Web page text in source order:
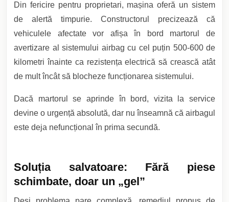
Din fericire pentru proprietari, mașina oferă un sistem
de alertă timpurie. Constructorul precizează că
vehiculele afectate vor afișa în bord martorul de
avertizare al sistemului airbag cu cel puțin 500-600 de
kilometri înainte ca rezistența electrică să crească atât
de mult încât să blocheze funcționarea sistemului.
Dacă martorul se aprinde în bord, vizita la service
devine o urgență absolută, dar nu înseamnă că airbagul
este deja nefuncțional în prima secundă.
Soluția salvatoare: Fără piese
schimbate, doar un „gel”